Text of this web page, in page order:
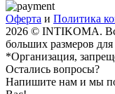
Оферта и Политика
2026 © INTIKOMA.
больших размеров
*Организация,
Остались вопросы?
Напишите нам и мы